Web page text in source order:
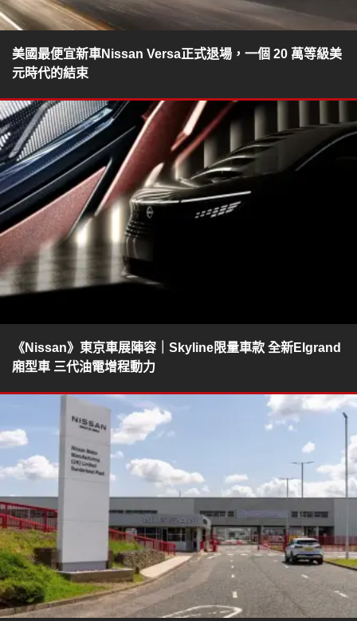
美國最便宜新車Nissan Versa正式退場，一個 20 萬等級美
元時代的結束
《Nissan》東京車展陣容｜Skyline限量車款 全新Elgrand
廂型車 三代油電增程動力